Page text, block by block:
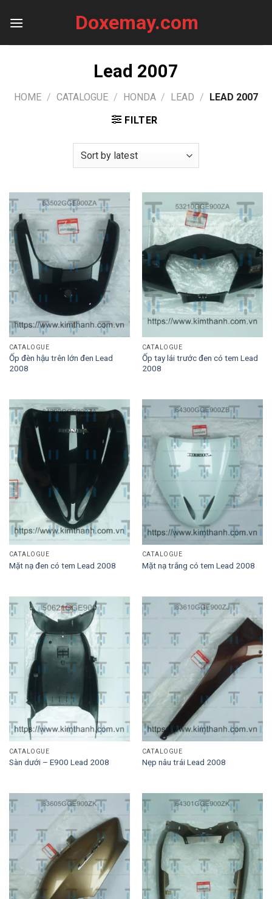
Doxemay.com
Lead 2007
HOME / CATALOGUE / HONDA / LEAD /
LEAD 2007
FILTER
CATALOGUE
Ốp đèn hậu trên lớn đen Lead
2008
CATALOGUE
Ốp tay lái trước đen có tem Lead
2008
CATALOGUE
Mặt nạ đen có tem Lead 2008
CATALOGUE
Mặt nạ trắng có tem Lead 2008
CATALOGUE
Sàn dưới – E900 Lead 2008
CATALOGUE
Nẹp nâu trái Lead 2008